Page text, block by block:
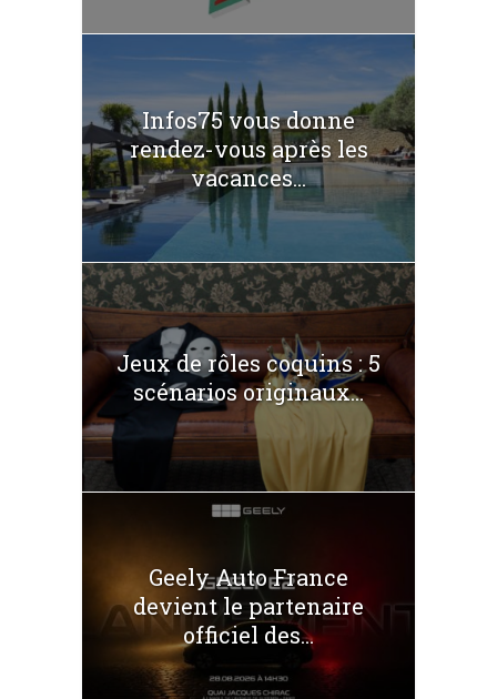
Infos75 vous donne
rendez-vous après les
vacances...
Jeux de rôles coquins : 5
scénarios originaux...
Geely Auto France
devient le partenaire
officiel des...